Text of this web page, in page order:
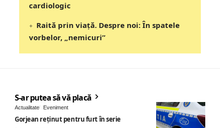
cardiologic
Raită prin viață. Despre noi: În spatele
vorbelor, „nemicuri”
S-ar putea să vă placă
Actualitate Eveniment
Gorjean reținut pentru furt în serie